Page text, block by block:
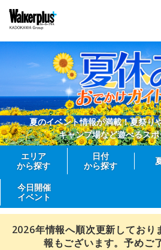
夏のイベント情報が満載！夏祭り
キャンプ場など遊べるス
エリア
から探す
日付
から探す
今日開催
イベント
2026年情報へ順次更新しており
報もございます。予めご